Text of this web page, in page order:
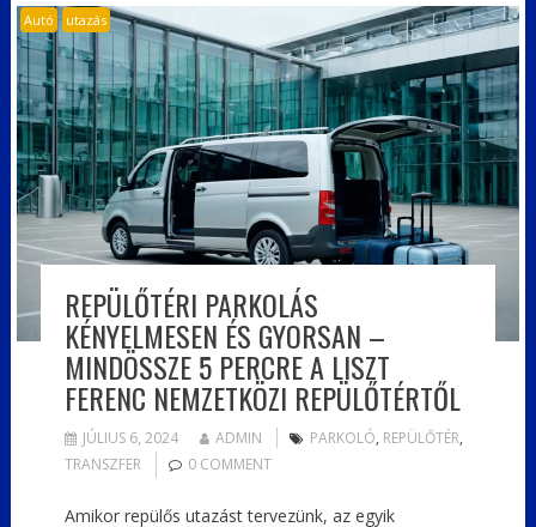
Autó utazás
REPÜLŐTÉRI PARKOLÁS
KÉNYELMESEN ÉS GYORSAN –
MINDÖSSZE 5 PERCRE A LISZT
FERENC NEMZETKÖZI REPÜLŐTÉRTŐL
JÚLIUS 6, 2024 ADMIN PARKOLÓ, REPÜLŐTÉR,
TRANSZFER
0 COMMENT
Amikor repülős utazást tervezünk, az egyik